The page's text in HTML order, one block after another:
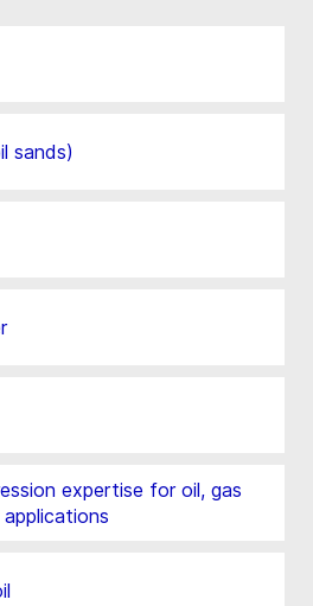
sands)
expertise for oil, gas